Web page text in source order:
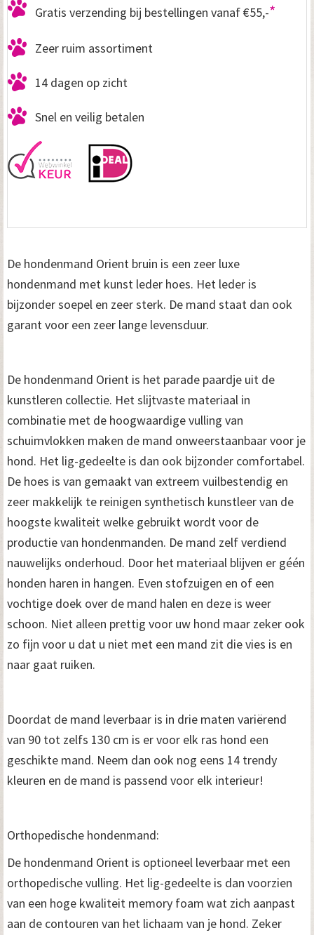
Gratis verzending bij bestellingen vanaf €55,-*
Zeer ruim assortiment
14 dagen op zicht
Snel en veilig betalen
De hondenmand Orient bruin is een zeer luxe
hondenmand met kunst leder hoes. Het leder is
bijzonder soepel en zeer sterk. De mand staat dan ook
garant voor een zeer lange levensduur.
De hondenmand Orient is het parade paardje uit de
kunstleren collectie. Het slijtvaste materiaal in
combinatie met de hoogwaardige vulling van
schuimvlokken maken de mand onweerstaanbaar voor je
hond. Het lig-gedeelte is dan ook bijzonder comfortabel.
De hoes is van gemaakt van extreem vuilbestendig en
zeer makkelijk te reinigen synthetisch kunstleer van de
hoogste kwaliteit welke gebruikt wordt voor de
productie van hondenmanden. De mand zelf verdiend
nauwelijks onderhoud. Door het materiaal blijven er géén
honden haren in hangen. Even stofzuigen en of een
vochtige doek over de mand halen en deze is weer
schoon. Niet alleen prettig voor uw hond maar zeker ook
zo fijn voor u dat u niet met een mand zit die vies is en
naar gaat ruiken.
Doordat de mand leverbaar is in drie maten variërend
van 90 tot zelfs 130 cm is er voor elk ras hond een
geschikte mand. Neem dan ook nog eens 14 trendy
kleuren en de mand is passend voor elk interieur!
Orthopedische hondenmand:
De hondenmand Orient is optioneel leverbaar met een
orthopedische vulling. Het lig-gedeelte is dan voorzien
van een hoge kwaliteit memory foam wat zich aanpast
aan de contouren van het lichaam van je hond. Zeker